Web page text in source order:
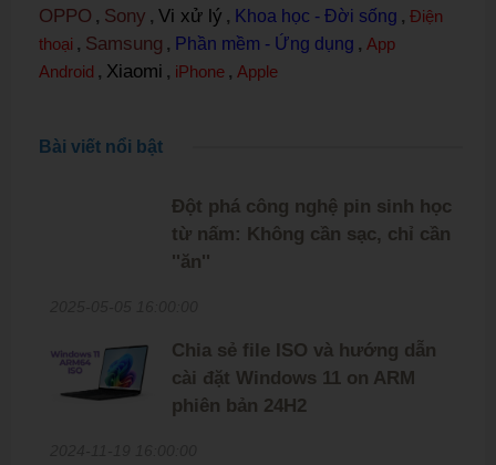
OPPO , Sony , Vi xử lý , Khoa học - Đời sống , Điện
thoại , Samsung , Phần mềm - Ứng dụng , App
Android , Xiaomi , iPhone , Apple
Bài viết nổi bật
Đột phá công nghệ pin sinh học
từ nấm: Không cần sạc, chỉ cần
''ăn''
Chia sẻ file ISO và hướng dẫn
cài đặt Windows 11 on ARM
phiên bản 24H2